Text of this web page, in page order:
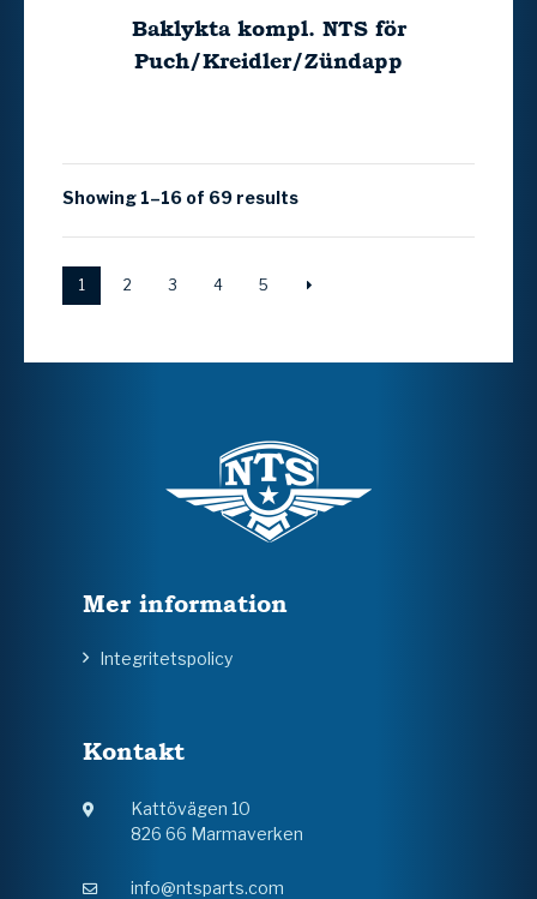
Baklykta kompl. NTS för
Puch/Kreidler/Zündapp
Showing 1–16 of 69 results
1 2 3 4 5
Mer information
Integritetspolicy
Kontakt
Kattövägen 10
826 66 Marmaverken
info@ntsparts.com